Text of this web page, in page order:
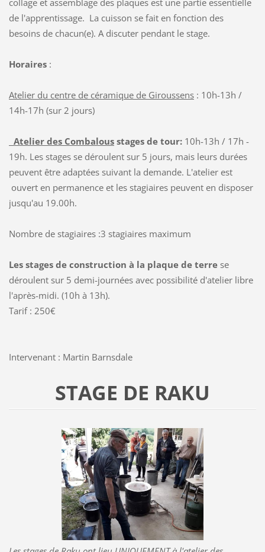
de l'apprentissage. La cuisson se fait en fonction des
besoins de chacun(e). A discuter pendant le stage.
Horaires:
Atelier du centre de céramique de Giroussens: 10h-13h /
14h-17h (sur 2 jours)
Atelier des Combalousstages de tour: 10h-13h / 17h -
19h. Les stages se déroulent sur 5 jours, mais leurs durées
peuvent être adaptées suivant la demande. L'atelier est
ouvert en permanence et les stagiaires peuvent en disposer
jusqu'au 19.00h.
Nombre de stagiaires :3 stagiaires maximum
Les stagesde construction à la plaque de terrese
déroulent sur 5 demi-journées avec possibilité d'atelier libre
l'après-midi. (10h à 13h).
Tarif : 250€
Intervenant : Martin Barnsdale
STAGE DE RAKU